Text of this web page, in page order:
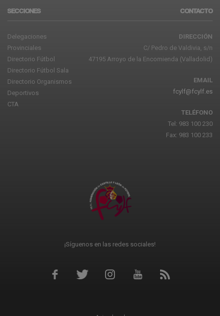
SECCIONES
Delegaciones
Provinciales
Directorio Fútbol
Directorio Fútbol Sala
Directorio Organismos
Deportivos
CTA
CONTACTO
DIRECCIÓN
C/ Pedro de Valdivia, s/n
47195 Arroyo de la Encomienda (Valladolid)
EMAIL
fcylf@fcylf.es
TELÉFONO
Tel: 983 100 230
Fax: 983 100 233
¡Síguenos en las redes sociales!